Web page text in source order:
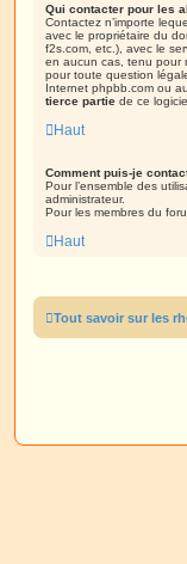
Qui contacter pour les
Contactez n’importe
avec le propriétaire du
f2s.com, etc.), avec le
en aucun cas, tenu pour
pour toute question
Internet phpbb.com ou
tierce partie de ce
Haut
Comment puis-je
Pour l’ensemble des
administrateur.
Pour les membres du
Haut
Tout savoir sur les